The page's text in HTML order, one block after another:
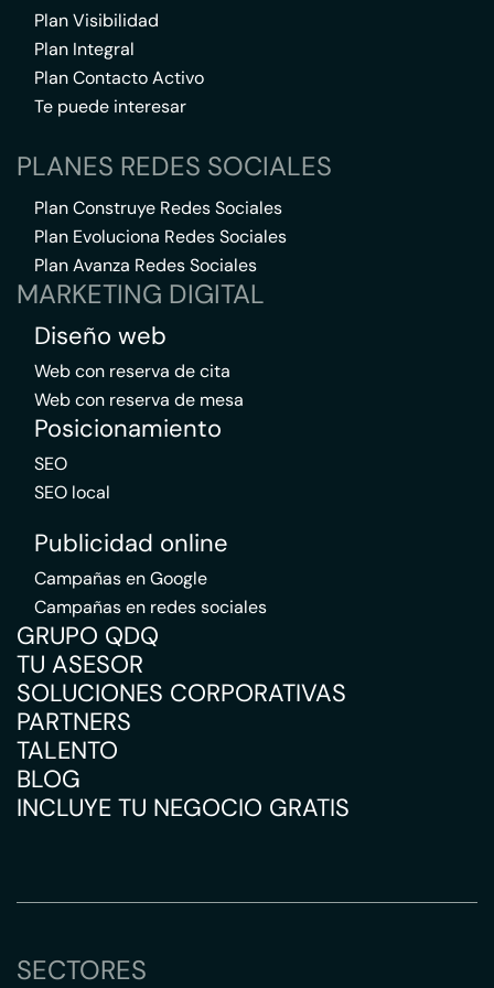
Plan Visibilidad
Plan Integral
Plan Contacto Activo
Te puede interesar
PLANES REDES SOCIALES
Plan Construye Redes Sociales
Plan Evoluciona Redes Sociales
Plan Avanza Redes Sociales
MARKETING DIGITAL
Diseño web
Web con reserva de cita
Web con reserva de mesa
Posicionamiento
SEO
SEO local
Publicidad online
Campañas en Google
Campañas en redes sociales
GRUPO QDQ
TU ASESOR
SOLUCIONES CORPORATIVAS
PARTNERS
TALENTO
BLOG
INCLUYE TU NEGOCIO GRATIS
SECTORES